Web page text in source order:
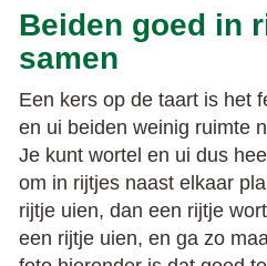
Beiden goed in
samen
Een kers op de taart is het
en ui beiden weinig ruimte
Je kunt wortel en ui dus
om in rijtjes naast elkaar
rijtje uien, dan een rijtje
een rijtje uien, en ga zo